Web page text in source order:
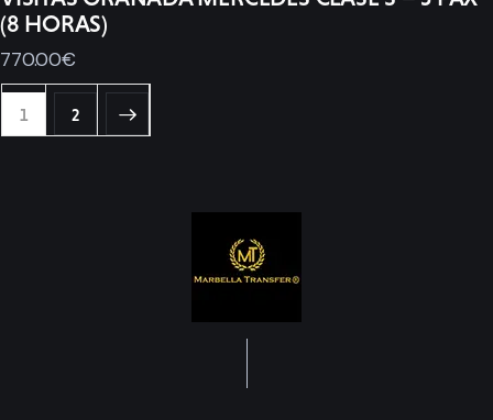
(8 HORAS)
770.00€
1 2 →